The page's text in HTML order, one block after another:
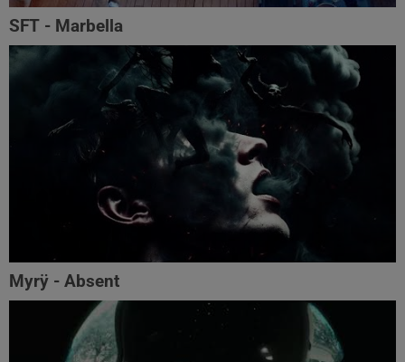
SFT - Marbella
Myrÿ - Absent